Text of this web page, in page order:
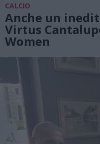
CALCIO
Anche un
Virtus
Women